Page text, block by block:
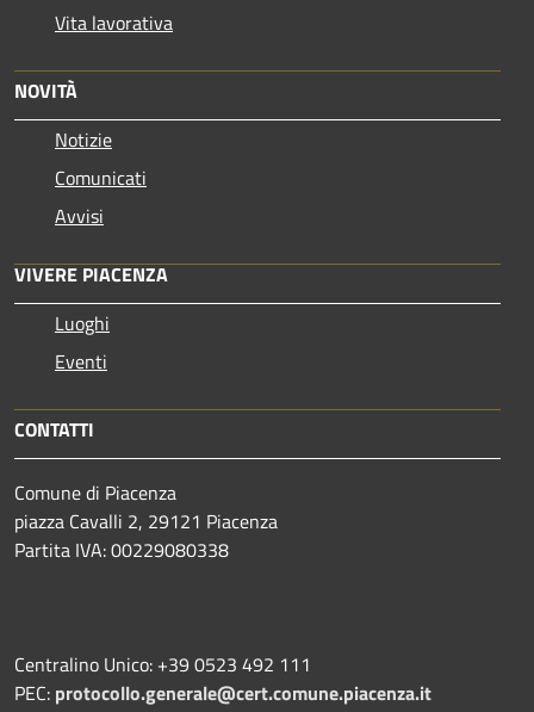
Vita lavorativa
NOVITÀ
Notizie
Comunicati
Avvisi
VIVERE PIACENZA
Luoghi
Eventi
CONTATTI
Comune di Piacenza
piazza Cavalli 2, 29121 Piacenza
Partita IVA: 00229080338
Centralino Unico: +39 0523 492 111
PEC: protocollo.generale@cert.comune.piacenza.it